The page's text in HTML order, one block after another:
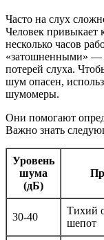
Часто на слух
Человек привыкает
несколько часов
«затошненными» —
потерей слуха.
шум опасен,
шумомеры.
Они помогают
Важно знать
Уровень
шума
(дБ)
30-40
Тихий
шепот